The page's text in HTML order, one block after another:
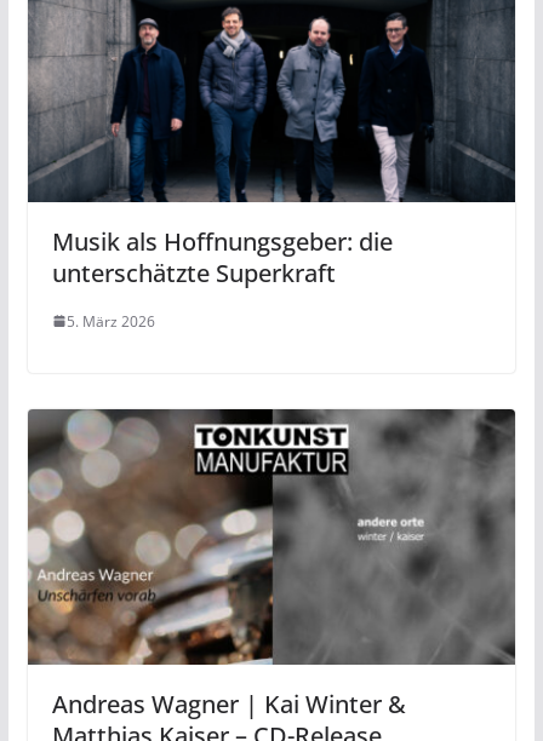
Musik als Hoffnungsgeber: die
unterschätzte Superkraft
5. März 2026
Andreas Wagner | Kai Winter &